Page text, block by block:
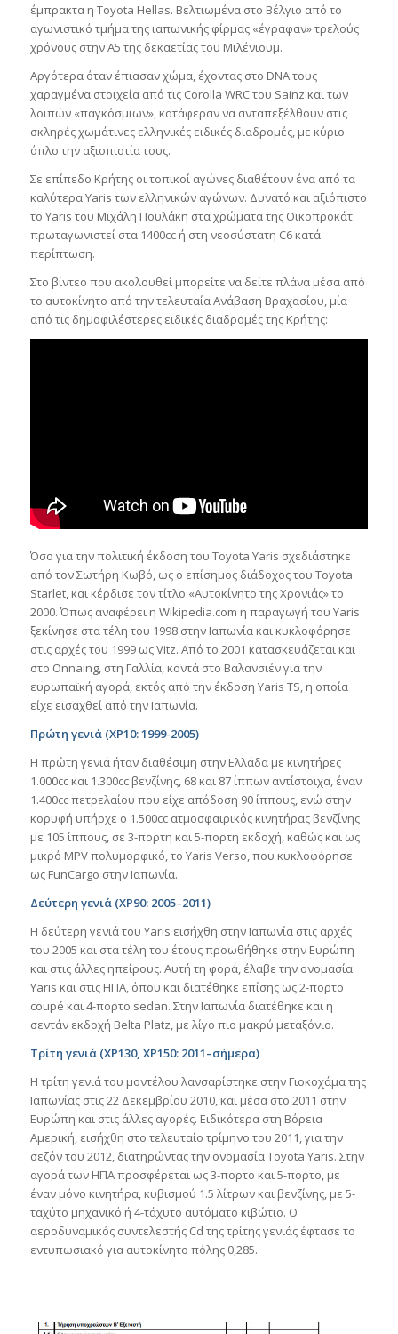
έμπρακτα η Toyota Hellas. Bελτιωμένα στο Βέλγιο από το
αγωνιστικό τμήμα της ιαπωνικής φίρμας «έγραφαν» τρελούς
χρόνους στην Α5 της δεκαετίας του Μιλένιουμ.
Αργότερα όταν έπιασαν χώμα, έχοντας στο DNA τους
χαραγμένα στοιχεία από τις Corolla WRC του Sainz και των
λοιπών «παγκόσμιων», κατάφεραν να ανταπεξέλθουν στις
σκληρές χωμάτινες ελληνικές ειδικές διαδρομές, με κύριο
όπλο την αξιοπιστία τους.
Σε επίπεδο Κρήτης οι τοπικοί αγώνες διαθέτουν ένα από τα
καλύτερα Yaris των ελληνικών αγώνων. Δυνατό και αξιόπιστο
το Yaris του Μιχάλη Πουλάκη στα χρώματα της Οικοπροκάτ
πρωταγωνιστεί στα 1400cc ή στη νεοσύστατη C6 κατά
περίπτωση.
Στο βίντεο που ακολουθεί μπορείτε να δείτε πλάνα μέσα από
το αυτοκίνητο από την τελευταία Ανάβαση Βραχασίου, μία
από τις δημοφιλέστερες ειδικές διαδρομές της Κρήτης:
Όσο για την πολιτική έκδοση του Toyota Yaris σχεδιάστηκε
από τον Σωτήρη Κωβό, ως ο επίσημος διάδοχος του Toyota
Starlet, και κέρδισε τον τίτλο «Αυτοκίνητο της Χρονιάς» το
2000. Όπως αναφέρει η Wikipedia.com η παραγωγή του Yaris
ξεκίνησε στα τέλη του 1998 στην Ιαπωνία και κυκλοφόρησε
στις αρχές του 1999 ως Vitz. Από το 2001 κατασκευάζεται και
στο Onnaing, στη Γαλλία, κοντά στο Βαλανσιέν για την
ευρωπαϊκή αγορά, εκτός από την έκδοση Yaris TS, η οποία
είχε εισαχθεί από την Ιαπωνία.
Πρώτη γενιά (XP10: 1999-2005)
Η πρώτη γενιά ήταν διαθέσιμη στην Ελλάδα με κινητήρες
1.000cc και 1.300cc βενζίνης, 68 και 87 ίππων αντίστοιχα, έναν
1.400cc πετρελαίου που είχε απόδοση 90 ίππους, ενώ στην
κορυφή υπήρχε ο 1.500cc ατμοσφαιρικός κινητήρας βενζίνης
με 105 ίππους, σε 3-πορτη και 5-πορτη εκδοχή, καθώς και ως
μικρό MPV πολυμορφικό, το Yaris Verso, που κυκλοφόρησε
ως FunCargo στην Ιαπωνία.
Δεύτερη γενιά (XP90: 2005–2011)
Η δεύτερη γενιά του Yaris εισήχθη στην Ιαπωνία στις αρχές
του 2005 και στα τέλη του έτους προωθήθηκε στην Ευρώπη
και στις άλλες ηπείρους. Αυτή τη φορά, έλαβε την ονομασία
Yaris και στις ΗΠΑ, όπου και διατέθηκε επίσης ως 2-πορτο
coupé και 4-πορτο sedan. Στην Ιαπωνία διατέθηκε και η
σεντάν εκδοχή Belta Platz, με λίγο πιο μακρύ μεταξόνιο.
Τρίτη γενιά (XP130, XP150: 2011–σήμερα)
Η τρίτη γενιά του μοντέλου λανσαρίστηκε στην Γιοκοχάμα της
Ιαπωνίας στις 22 Δεκεμβρίου 2010, και μέσα στο 2011 στην
Ευρώπη και στις άλλες αγορές. Ειδικότερα στη Βόρεια
Αμερική, εισήχθη στο τελευταίο τρίμηνο του 2011, για την
σεζόν του 2012, διατηρώντας την ονομασία Toyota Yaris. Στην
αγορά των ΗΠΑ προσφέρεται ως 3-πορτο και 5-πορτο, με
έναν μόνο κινητήρα, κυβισμού 1.5 λίτρων και βενζίνης, με 5-
ταχύτο μηχανικό ή 4-τάχυτο αυτόματο κιβώτιο. Ο
αεροδυναμικός συντελεστής Cd της τρίτης γενιάς έφτασε το
εντυπωσιακό για αυτοκίνητο πόλης 0,285.